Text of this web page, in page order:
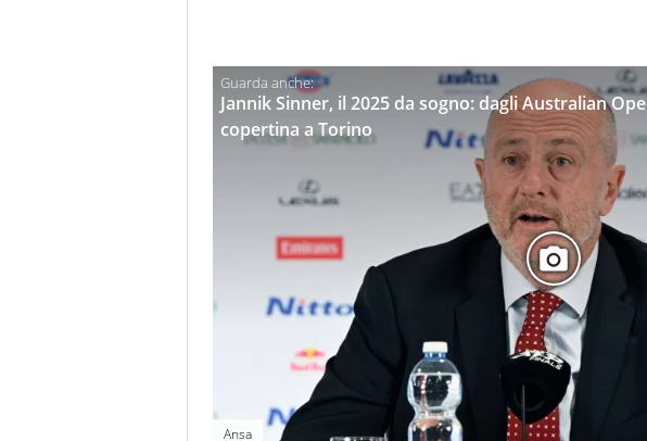
Jannik Sinner, il 2025 da sogno: dagli Australian
copertina a Torino
Ansa